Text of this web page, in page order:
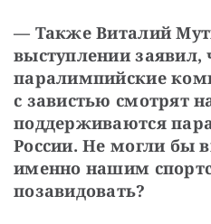
— Также Виталий
выступлении заявил,
паралимпийские
с завистью смотрят
поддерживаются
России. Не могли бы
именно нашим
позавидовать?